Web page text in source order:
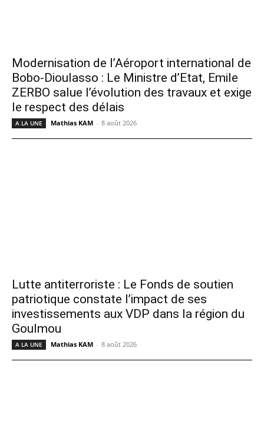
Modernisation de l’Aéroport international de
Bobo-Dioulasso : Le Ministre d’Etat, Emile
ZERBO salue l’évolution des travaux et exige
le respect des délais
A LA UNE Mathias KAM - 8 août 2026
Lutte antiterroriste : Le Fonds de soutien
patriotique constate l’impact de ses
investissements aux VDP dans la région du
Goulmou
A LA UNE Mathias KAM - 8 août 2026